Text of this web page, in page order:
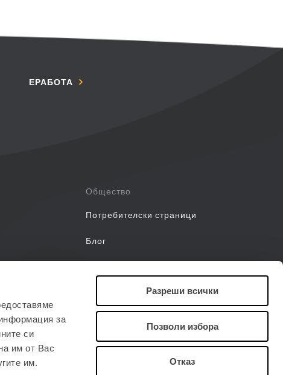
за
си
им от Вас
им.
Разреши всички
Позволи избора
Отказ
ЕРАБОТА
Общество
Потребителски страници
Блог